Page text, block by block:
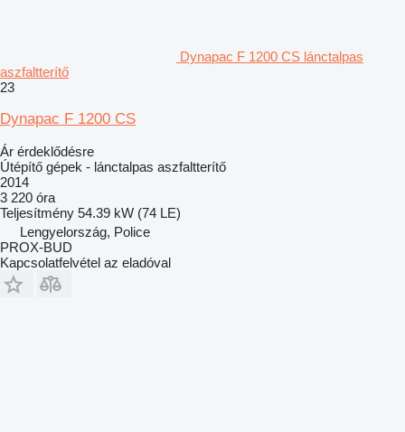
Dynapac F 1200 CS lánctalpas
aszfaltterítő
23
Dynapac F 1200 CS
Ár érdeklődésre
Útépítő gépek - lánctalpas aszfaltterítő
2014
3 220 óra
Teljesítmény 54.39 kW (74 LE)
Lengyelország, Police
PROX-BUD
Kapcsolatfelvétel az eladóval